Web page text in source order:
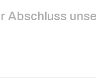
Abschluss